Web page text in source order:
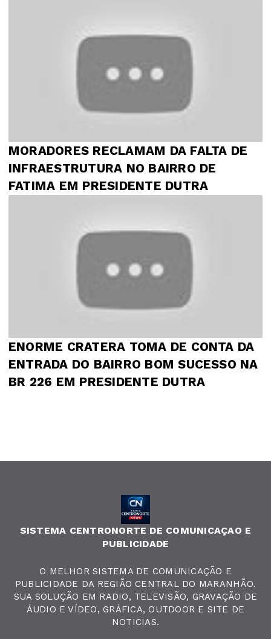
MORADORES RECLAMAM DA FALTA DE
INFRAESTRUTURA NO BAIRRO DE
FATIMA EM PRESIDENTE DUTRA
ENORME CRATERA TOMA DE CONTA DA
ENTRADA DO BAIRRO BOM SUCESSO NA
BR 226 EM PRESIDENTE DUTRA
SISTEMA CENTRONORTE DE COMUNICAÇAO E
PUBLICIDADE
O MELHOR SISTEMA DE COMUNICAÇÃO E
PUBLICIDADE DA REGIÃO CENTRAL DO MARANHÃO.
SUA SOLUÇÃO EM RADIO, TELEVISÃO, GRAVAÇÃO DE
ÁUDIO E VÍDEO, GRÁFICA, OUTDOOR E SITE DE
NOTICIAS.